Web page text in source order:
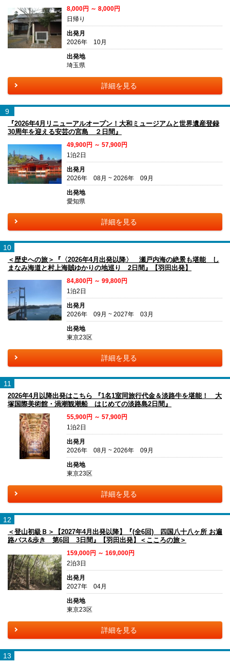
8,000円 ～ 8,000円
日帰り
出発月
2026年 10月
出発地
埼玉県
詳細を見る
9
『2026年4月リニューアルオープン！大和ミュージアムと世界遺産登録
30周年を迎える安芸の宮島 ２日間』
49,900円 ～ 57,900円
1泊2日
出発月
2026年 08月 ~ 2026年 09月
出発地
愛知県
詳細を見る
10
＜歴史への旅＞『〈2026年4月出発以降〉 瀬戸内海の絶景も堪能 し
まなみ海道と村上海賊ゆかりの地巡り 2日間』【羽田出発】
84,800円 ～ 99,800円
1泊2日
出発月
2026年 09月 ~ 2027年 03月
出発地
東京23区
詳細を見る
11
2026年4月以降出発はこちら 『1名1室同旅行代金＆淡路牛を堪能！ 大
塚国際美術館・渦潮観潮船 はじめての淡路島2日間』
55,900円 ～ 57,900円
1泊2日
出発月
2026年 08月 ~ 2026年 09月
出発地
東京23区
詳細を見る
12
＜登山初級Ｂ＞【2027年4月出発以降】『(全6回) 四国八十八ヶ所 お遍
路バス&歩き 第6回 3日間』【羽田出発】＜こころの旅＞
159,000円 ～ 169,000円
2泊3日
出発月
2027年 04月
出発地
東京23区
詳細を見る
13